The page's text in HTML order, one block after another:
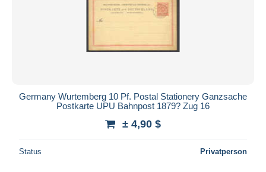
Germany Wurtemberg 10 Pf. Postal Stationery Ganzsache
Postkarte UPU Bahnpost 1879? Zug 16
± 4,90 $
Status Privatperson